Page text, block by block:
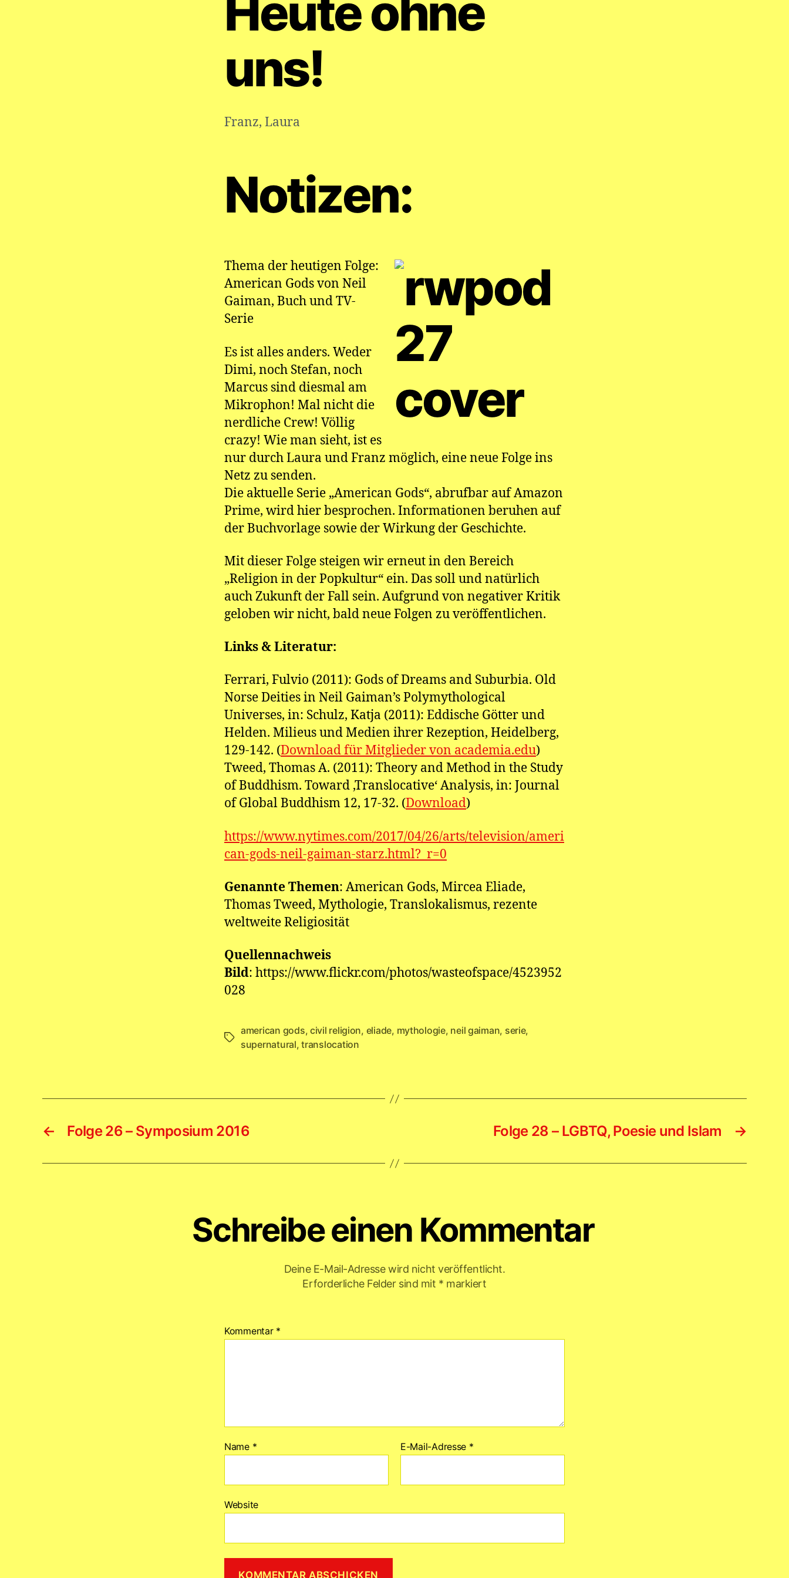
Heute ohne
uns!
Franz, Laura
Notizen:
Thema der heutigen Folge:
American Gods von Neil
Gaiman, Buch und TV-
Serie
Es ist alles anders. Weder
Dimi, noch Stefan, noch
Marcus sind diesmal am
Mikrophon! Mal nicht die
nerdliche Crew! Völlig
crazy! Wie man sieht, ist es
nur durch Laura und Franz möglich, eine neue Folge ins
Netz zu senden.
Die aktuelle Serie „American Gods“, abrufbar auf Amazon
Prime, wird hier besprochen. Informationen beruhen auf
der Buchvorlage sowie der Wirkung der Geschichte.
Mit dieser Folge steigen wir erneut in den Bereich
„Religion in der Popkultur“ ein. Das soll und natürlich
auch Zukunft der Fall sein. Aufgrund von negativer Kritik
geloben wir nicht, bald neue Folgen zu veröffentlichen.
Links & Literatur:
Ferrari, Fulvio (2011): Gods of Dreams and Suburbia. Old
Norse Deities in Neil Gaiman’s Polymythological
Universes, in: Schulz, Katja (2011): Eddische Götter und
Helden. Milieus und Medien ihrer Rezeption, Heidelberg,
129-142. (Download für Mitglieder von academia.edu)
Tweed, Thomas A. (2011): Theory and Method in the Study
of Buddhism. Toward ‚Translocative‘ Analysis, in: Journal
of Global Buddhism 12, 17-32. (Download)
https://www.nytimes.com/2017/04/26/arts/television/ameri
can-gods-neil-gaiman-starz.html?_r=0
Genannte Themen: American Gods, Mircea Eliade,
Thomas Tweed, Mythologie, Translokalismus, rezente
weltweite Religiosität
Quellennachweis
Bild: https://www.flickr.com/photos/wasteofspace/4523952
028
Schlagwörter
american gods, civil religion, eliade, mythologie, neil gaiman, serie,
supernatural,translocation
← Folge 26 – Symposium 2016 →
Folge 28 – LGBTQ, Poesie und Islam
Schreibe einen Kommentar
Deine E-Mail-Adresse wird nicht veröffentlicht.
Erforderliche Felder sind mit * markiert
Kommentar *
Name * E-Mail-Adresse *
Website